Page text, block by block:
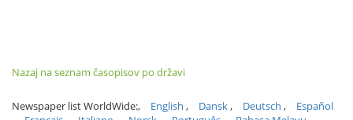
Nazaj na seznam časopisov po državi
Newspaper list WorldWide: English Dansk Deutsch
Español